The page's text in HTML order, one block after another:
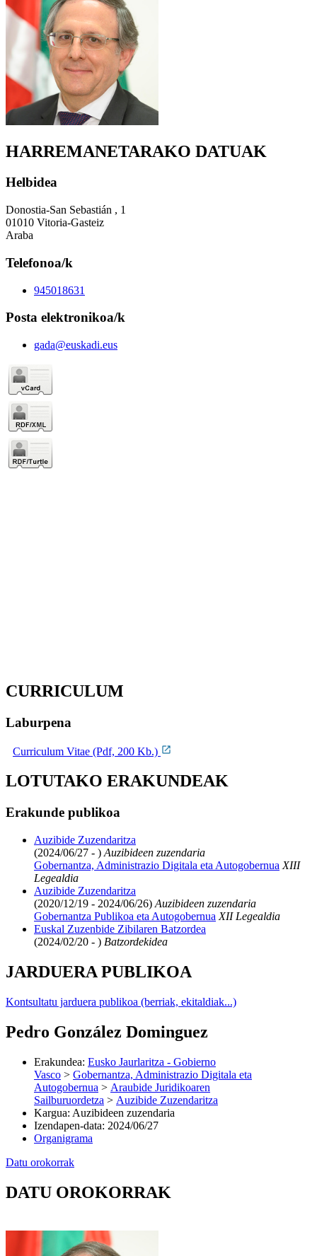
HARREMANETARAKO DATUAK
Helbidea
Donostia-San Sebastián , 1
01010 Vitoria-Gasteiz
Araba
Telefonoa/k
945018631
Posta elektronikoa/k
gada@euskadi.eus
CURRICULUM
Laburpena
Curriculum Vitae (Pdf, 200 Kb.)
LOTUTAKO ERAKUNDEAK
Erakunde publikoa
Auzibide Zuzendaritza
(2024/06/27 - ) Auzibideen zuzendaria
Gobernantza, Administrazio Digitala eta Autogobernua XIII
Legealdia
Auzibide Zuzendaritza
(2020/12/19 - 2024/06/26) Auzibideen zuzendaria
Gobernantza Publikoa eta Autogobernua XII Legealdia
Euskal Zuzenbide Zibilaren Batzordea
(2024/02/20 - ) Batzordekidea
JARDUERA PUBLIKOA
Kontsultatu jarduera publikoa (berriak, ekitaldiak...)
Pedro González Dominguez
Erakundea: Eusko Jaurlaritza - Gobierno
Vasco > Gobernantza, Administrazio Digitala eta
Autogobernua > Araubide Juridikoaren
Sailburuordetza > Auzibide Zuzendaritza
Kargua: Auzibideen zuzendaria
Izendapen-data: 2024/06/27
Organigrama
Datu orokorrak
DATU OROKORRAK